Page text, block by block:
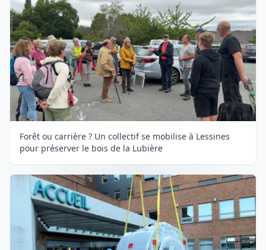
Forêt ou carrière ? Un collectif se mobilise à Lessines
pour préserver le bois de la Lubière